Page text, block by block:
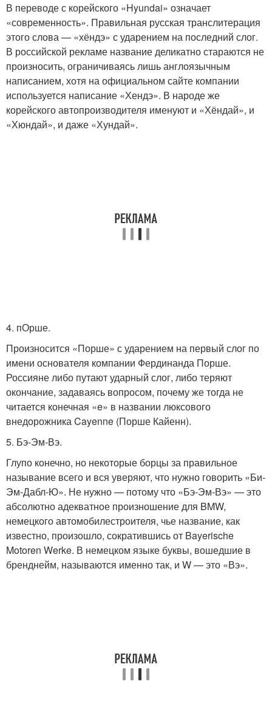
В переводе с корейского «Hyundai» означает
«современность». Правильная русская транслитерация
этого слова — «хёндэ» с ударением на последний слог.
В российской рекламе название деликатно стараются не
произносить, ограничиваясь лишь англоязычным
написанием, хотя на официальном сайте компании
используется написание «Хендэ». В народе же
корейского автопроизводителя именуют и «Хёндай», и
«Хюндай», и даже «Хундай».
4. пОрше.
Произносится «Порше» с ударением на первый слог по
имени основателя компании Фердинанда Порше.
Россияне либо путают ударный слог, либо теряют
окончание, задаваясь вопросом, почему же тогда не
читается конечная «e» в названии люксового
внедорожника Cayenne (Порше Кайенн).
5. Бэ-Эм-Вэ.
Глупо конечно, но некоторые борцы за правильное
называние всего и вся уверяют, что нужно говорить «Би-
Эм-Дабл-Ю». Не нужно — потому что «Бэ-Эм-Вэ» — это
абсолютно адекватное произношение для BMW,
немецкого автомобилестроителя, чье название, как
известно, произошло, сократившись от Bayerische
Motoren Werke. В немецком языке буквы, вошедшие в
бренднейм, называются именно так, и W — это «Вэ».